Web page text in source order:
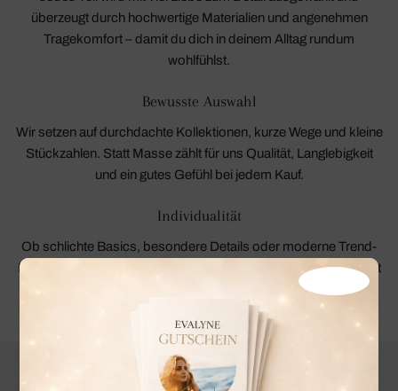
überzeugt durch hochwertige Materialien und angenehmen
Tragekomfort – damit du dich in deinem Alltag rundum
wohlfühlst.
Bewusste Auswahl
Wir setzen auf durchdachte Kollektionen, kurze Wege und kleine
Stückzahlen. Statt Masse zählt für uns Qualität, Langlebigkeit
und ein gutes Gefühl bei jedem Kauf.
Individualität
Ob schlichte Basics, besondere Details oder moderne Trend-
Pieces – bei Evalyne findest du Styles, die deine Persönlichkeit
unterstreichen und sich vielseitig kombinieren lassen.